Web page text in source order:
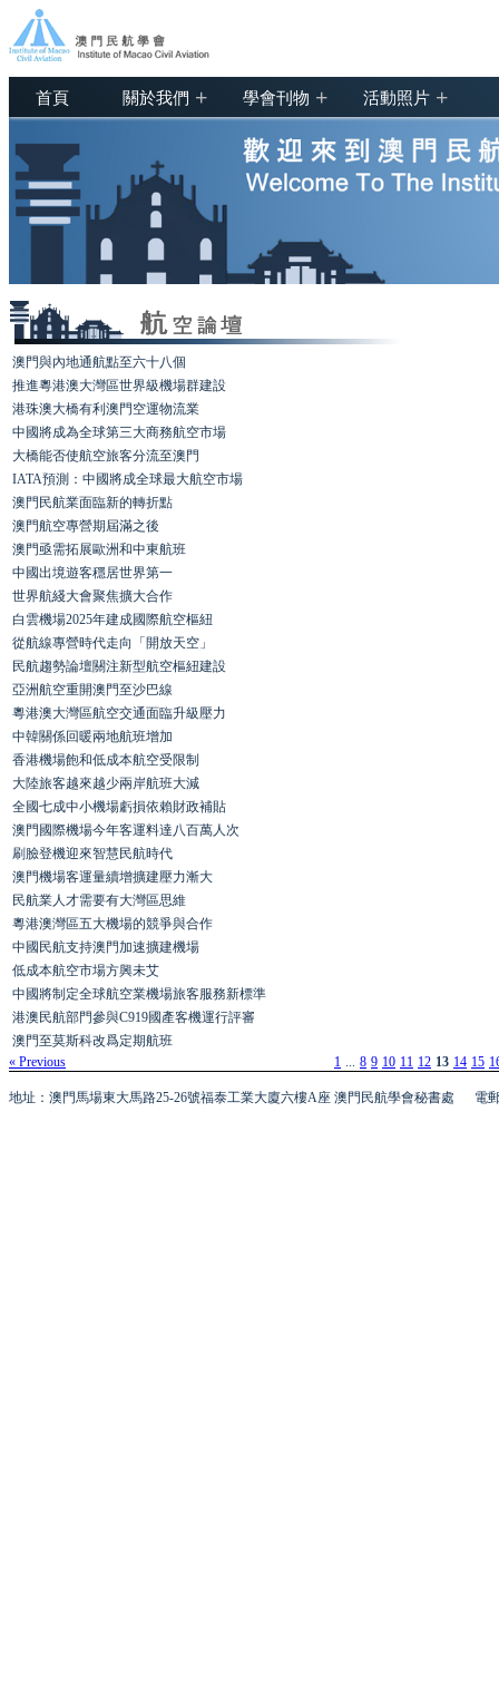
首頁 關於我們 + 學會刊物 + 活動照片 +
澳門與內地通航點至六十八個
推進粵港澳大灣區世界級機場群建設
港珠澳大橋有利澳門空運物流業
中國將成為全球第三大商務航空市場
大橋能否使航空旅客分流至澳門
IATA預測：中國將成全球最大航空市場
澳門民航業面臨新的轉折點
澳門航空專營期屆滿之後
澳門亟需拓展歐洲和中東航班
中國出境遊客穩居世界第一
世界航綫大會聚焦擴大合作
白雲機場2025年建成國際航空樞紐
從航線專營時代走向「開放天空」
民航趨勢論壇關注新型航空樞紐建設
亞洲航空重開澳門至沙巴線
粵港澳大灣區航空交通面臨升級壓力
中韓關係回暖兩地航班增加
香港機場飽和低成本航空受限制
大陸旅客越來越少兩岸航班大減
全國七成中小機場虧損依賴財政補貼
澳門國際機場今年客運料達八百萬人次
刷臉登機迎來智慧民航時代
澳門機場客運量續增擴建壓力漸大
民航業人才需要有大灣區思維
粵港澳灣區五大機場的競爭與合作
中國民航支持澳門加速擴建機場
低成本航空市場方興未艾
中國將制定全球航空業機場旅客服務新標準
港澳民航部門參與C919國產客機運行評審
澳門至莫斯科改爲定期航班
« Previous
1 ... 8 9 10 11 12 13 14 15
地址：澳門馬場東大馬路25-26號福泰工業大廈六樓A座 澳門民航學會秘書處 電